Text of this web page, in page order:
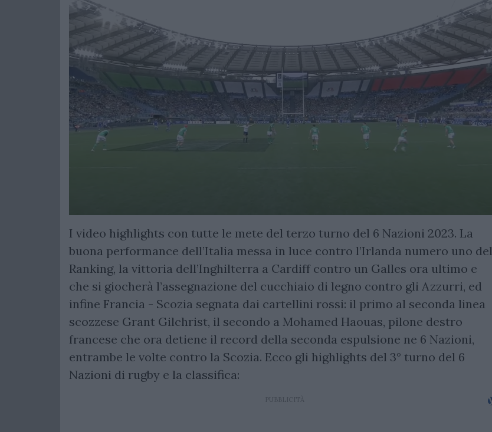
I video highlights con tutte le mete del terzo turno del 6 Nazioni 2023. La
buona performance dell’Italia messa in luce contro l’Irlanda numero uno del
Ranking, la vittoria dell’Inghilterra a Cardiff contro un Galles ora ultimo e
che si giocherà l’assegnazione del cucchiaio di legno contro gli Azzurri, ed
infine Francia - Scozia segnata dai cartellini rossi: il primo al seconda linea
scozzese Grant Gilchrist, il secondo a Mohamed Haouas, pilone destro
francese che ora detiene il record della seconda espulsione ne 6 Nazioni,
entrambe le volte contro la Scozia. Ecco gli highlights del 3° turno del 6
Nazioni di rugby e la classifica: